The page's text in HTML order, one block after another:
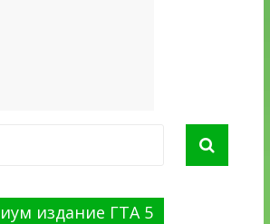
издание ГТА 5